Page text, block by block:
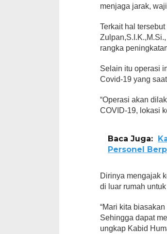
menjaga jarak,
Terkait hal
rangka
Selain itu operasi
Covid-19 yang
“Operasi akan
COVID-19, lokasi
Baca Juga:
Personel
Dirinya mengajak
di luar rumah
“Mari kita
Sehingga dapat
ungkap Kabid